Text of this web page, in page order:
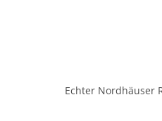
Echter Nordhäuser